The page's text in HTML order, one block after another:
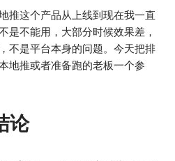
推这个产品从上线到现在我一直
是不能用，大部分时候效果差，
不是平台本身的问题。今天把排
地推或者准备跑的老板一个参
论